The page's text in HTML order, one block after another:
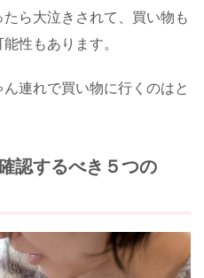
ら大泣きされて、買い物も
性もあります。
連れで買い物に行くのはと
認するべき５つの